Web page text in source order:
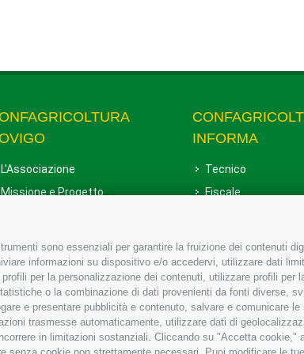
sono essenziali per garantire la fruizione dei contenuti
informazioni su dispositivo e/o accedervi, utilizzare dati
per la personalizzazione dei contenuti, utilizzare profili
o la combinazione di dati provenienti da fonti diverse,
e presentare pubblicità e contenuto, salvare e comunicare
trasmesse automaticamente, utilizzare dati di
in limitazioni sostanziali. Cliccando su "Accetta
L'Associazione
Missione e Progetto
Uffici della Sede provinciale
Le Sedi di Zona
Agricoltori S.r.l.
Whistleblowing Confagricoltura
Rovigo e Agricoltori srl
INFORMA
Tecnico
Fiscale
Associazione